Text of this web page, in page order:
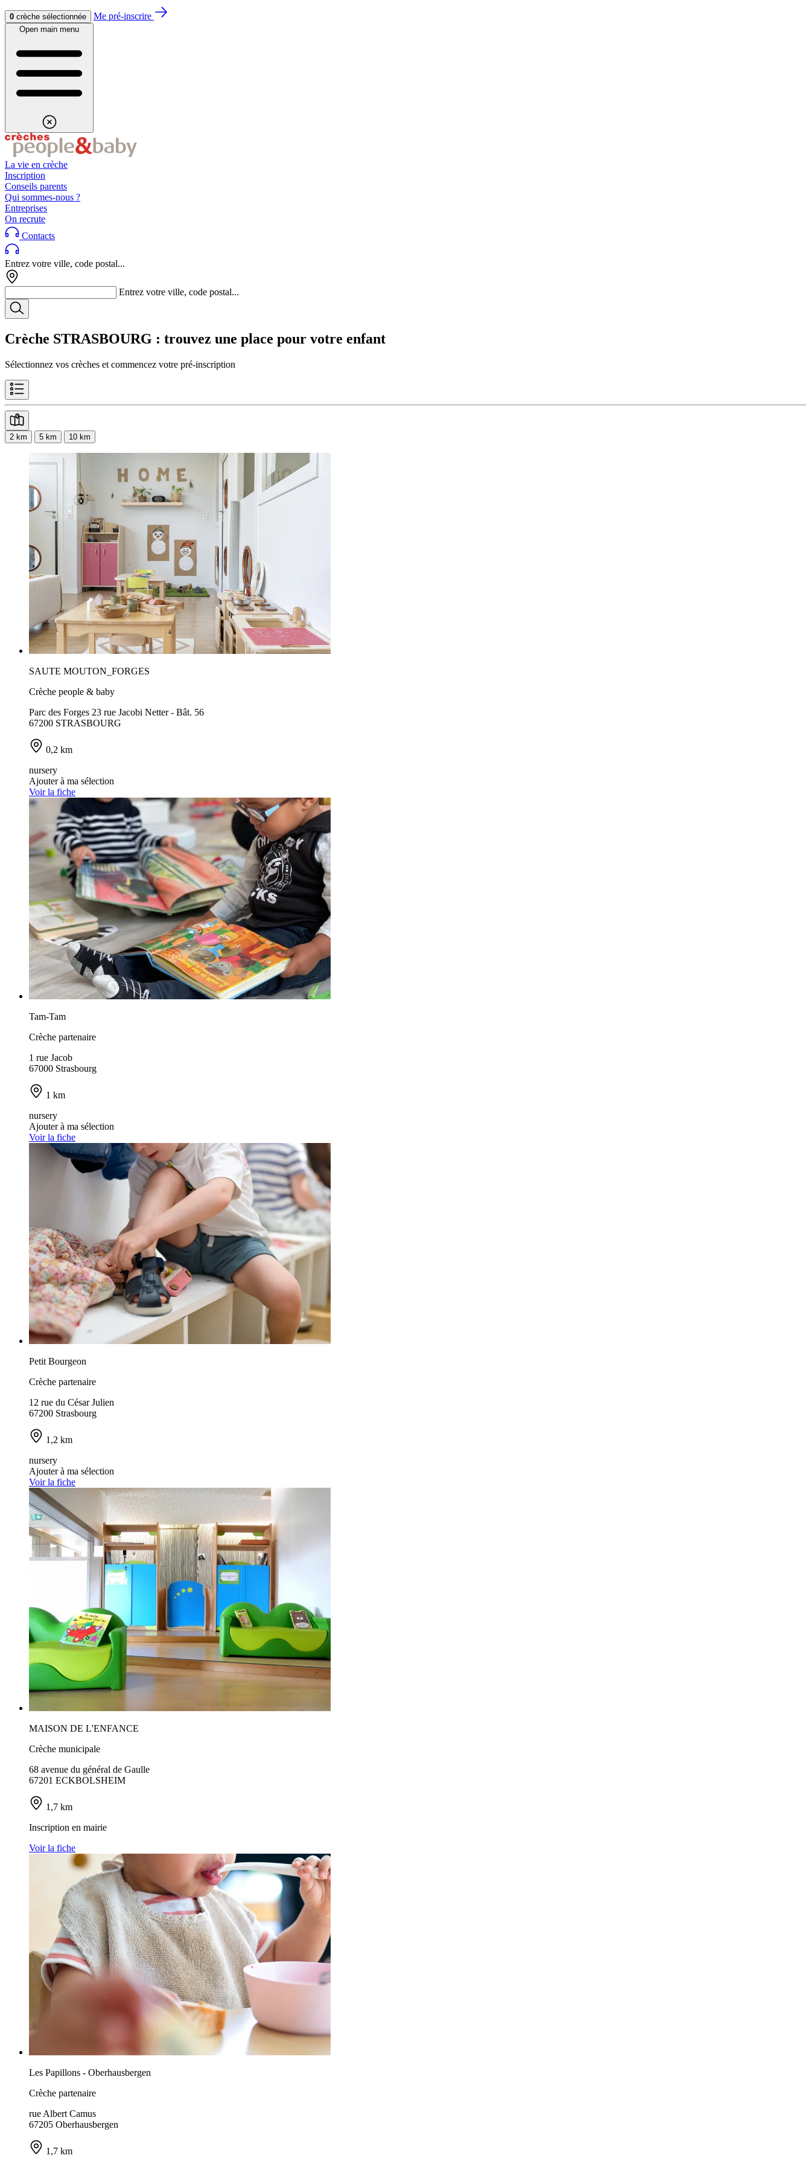
Aller au contenuAller au footer
0 crèche sélectionnée Me pré-inscrire
Open main menu
La vie en crèche
Inscription
Conseils parents
Qui sommes-nous ?
Entreprises
On recrute
Contacts
Entrez votre ville, code postal...
Entrez votre ville, code postal...
Crèche STRASBOURG : trouvez une place pour votre enfant
Sélectionnez vos crèches et commencez votre pré-inscription
2 km 5 km 10 km
SAUTE MOUTON_FORGES
Crèche people & baby
Parc des Forges 23 rue Jacobi Netter - Bât. 56
67200 STRASBOURG
0,2 km
nursery
Ajouter à ma sélection
Voir la fiche
Tam-Tam
Crèche partenaire
1 rue Jacob
67000 Strasbourg
1 km
nursery
Ajouter à ma sélection
Voir la fiche
Petit Bourgeon
Crèche partenaire
12 rue du César Julien
67200 Strasbourg
1,2 km
nursery
Ajouter à ma sélection
Voir la fiche
MAISON DE L'ENFANCE
Crèche municipale
68 avenue du général de Gaulle
67201 ECKBOLSHEIM
1,7 km
Inscription en mairie
Voir la fiche
Les Papillons - Oberhausbergen
Crèche partenaire
rue Albert Camus
67205 Oberhausbergen
1,7 km